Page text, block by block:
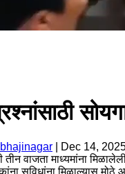
Dec 14,
वाजता माध्यमांना
सुविधांना मिळाल्यास